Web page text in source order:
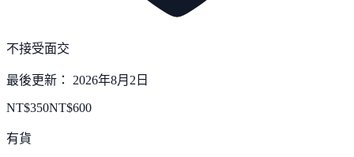
不接受面交
最後更新： 2026年8月2日
NT$350NT$600
有貨